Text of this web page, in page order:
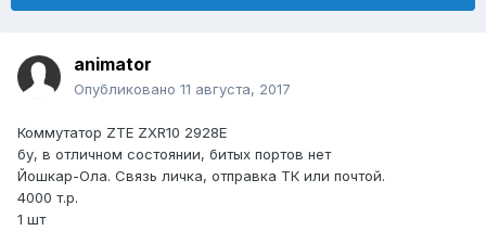
animator
Опубликовано 11 августа, 2017
Коммутатор ZTE ZXR10 2928E
бу, в отличном состоянии, битых портов нет
Йошкар-Ола. Связь личка, отправка ТК или почтой.
4000 т.р.
1 шт